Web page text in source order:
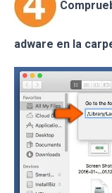
adware en la